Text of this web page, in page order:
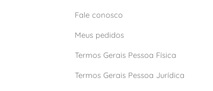
Fale conosco
Meus pedidos
Termos Gerais Pessoa Física
Termos Gerais Pessoa Jurídica